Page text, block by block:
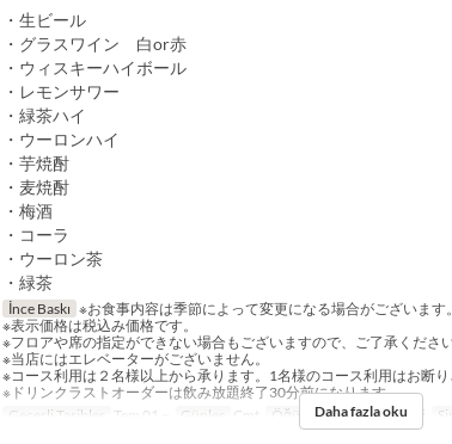
・生ビール
・グラスワイン 白or赤
・ウィスキーハイボール
・レモンサワー
・緑茶ハイ
・ウーロンハイ
・芋焼酎
・麦焼酎
・梅酒
・コーラ
・ウーロン茶
・緑茶
İnce Baskı ※お食事内容は季節によって変更になる場合がございます。
※表示価格は税込み価格です。
※フロアや席の指定ができない場合もございますので、ご了承ください
※当店にはエレベーターがございません。
※コース利用は２名様以上から承ります。1名様のコース利用はお断り
※ドリンクラストオーダーは飲み放題終了30分前になります。
Geçerli Tarihler
Tem 01 ~ Günler Cmt Öğünler Akşam Yemeği
Daha fazla oku